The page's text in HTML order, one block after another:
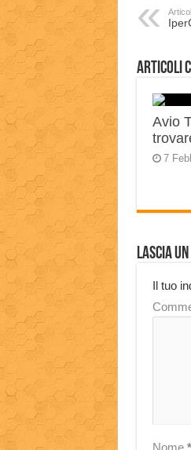
Articoli
Avio
7
Lascia
Il tuo